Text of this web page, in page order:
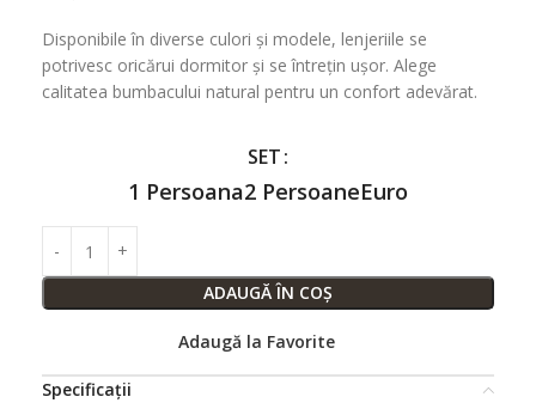
Disponibile în diverse culori și modele, lenjeriile se
potrivesc oricărui dormitor și se întrețin ușor. Alege
calitatea bumbacului natural pentru un confort adevărat.
SET
1 Persoana2 PersoaneEuro
ADAUGĂ ÎN COȘ
Adaugă la Favorite
Specificații